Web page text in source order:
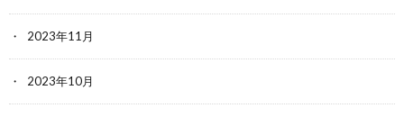
2023年11月
2023年10月